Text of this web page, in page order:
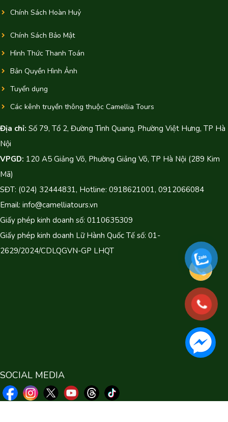
Chính Sách Hoàn Huỷ
Chính Sách Bảo Mật
Hình Thức Thanh Toán
Bản Quyền Hình Ảnh
Tuyển dụng
Các kênh truyền thông thuộc Camellia Tours
Địa chỉ: Số 79, Tổ 2, Đường Tình Quang, Phường Việt Hưng, TP Hà
Nội
VPGD: 120 A5 Giảng Võ, Phường Giảng Võ, TP Hà Nội (289 Kim
Mã)
SĐT: (024) 32444831, Hotline: 0918621001, 0912066084
Email: info@camelliatours.vn
Giấy phép kinh doanh số: 0110635309
Giấy phép kinh doanh Lữ Hành Quốc Tế số: 01-
2629/2024/CDLQGVN-GP LHQT
SOCIAL MEDIA